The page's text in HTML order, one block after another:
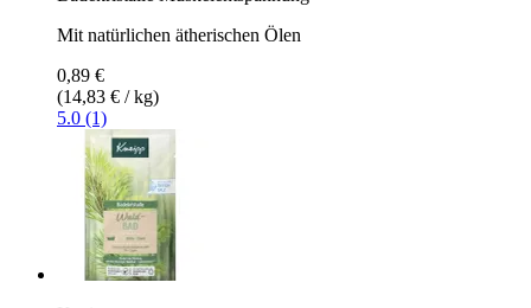
Mit natürlichen ätherischen Ölen
0,89 €
(14,83 € / kg)
5.0 (1)